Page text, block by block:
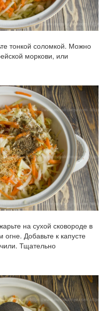
тонкой соломкой. Можно
моркови, или
на сухой сковороде в
Добавьте к капусте
Тщательно